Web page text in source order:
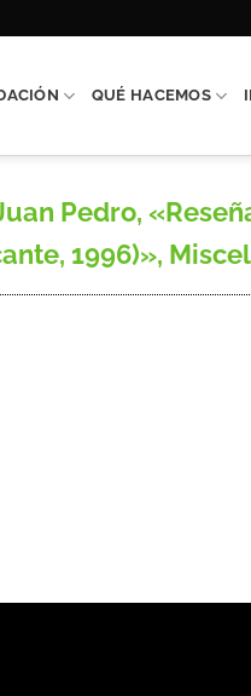
QUÉ HACEMOS
Pedro,
1996)»,